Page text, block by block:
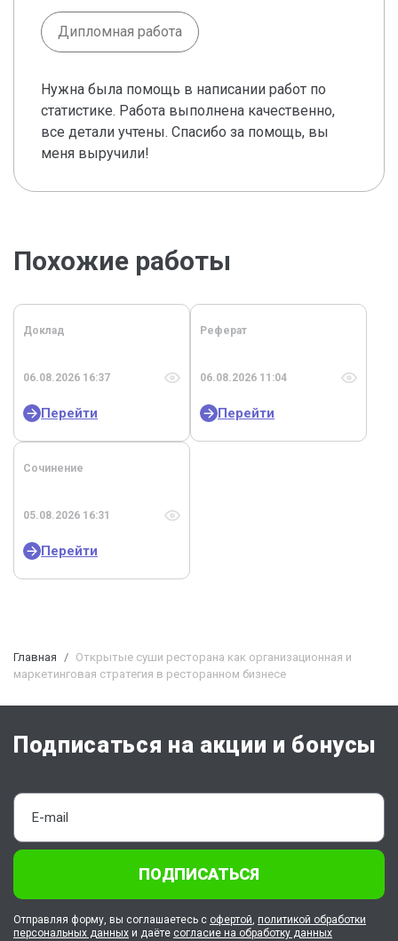
Дипломная работа
Нужна была помощь в написании работ по
статистике. Работа выполнена качественно,
все детали учтены. Спасибо за помощь, вы
меня выручили!
Похожие работы
Доклад
06.08.2026 16:37
Перейти
Реферат
06.08.2026 11:04
Перейти
Сочинение
05.08.2026 16:31
Перейти
Главная
Открытые суши ресторана как организационная и
маркетинговая стратегия в ресторанном бизнесе
Подписаться на акции и бонусы
ПОДПИСАТЬСЯ
Отправляя форму, вы соглашаетесь с офертой, политикой обработки
персональных данных и даёте согласие на обработку данных